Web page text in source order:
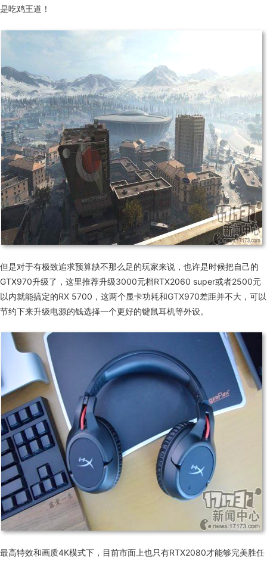
是吃鸡王道！
但是对于有极致追求预算缺不那么足的玩家来说，也许是时候把自己的
GTX970升级了，这里推荐升级3000元档RTX2060 super或者2500元
以内就能搞定的RX 5700 ，这两个显卡功耗和GTX970差距并不大，可以
节约下来升级电源的钱选择一个更好的键鼠耳机等外设。
最高特效和画质4K模式下，目前市面上也只有RTX2080才能够完美胜任